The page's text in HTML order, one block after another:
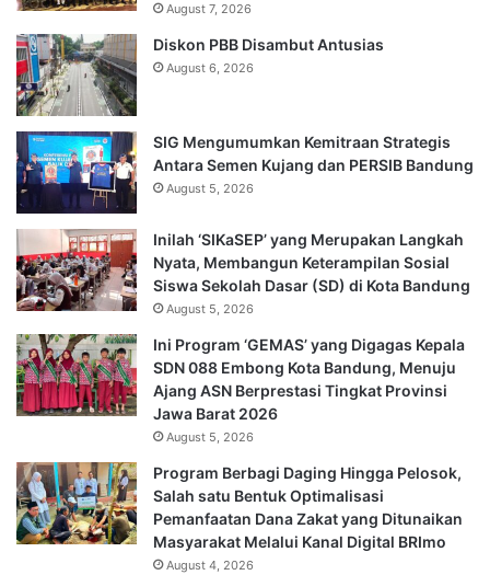
August 7, 2026
Diskon PBB Disambut Antusias
August 6, 2026
SIG Mengumumkan Kemitraan Strategis
Antara Semen Kujang dan PERSIB Bandung
August 5, 2026
Inilah ‘SIKaSEP’ yang Merupakan Langkah
Nyata, Membangun Keterampilan Sosial
Siswa Sekolah Dasar (SD) di Kota Bandung
August 5, 2026
Ini Program ‘GEMAS’ yang Digagas Kepala
SDN 088 Embong Kota Bandung, Menuju
Ajang ASN Berprestasi Tingkat Provinsi
Jawa Barat 2026
August 5, 2026
Program Berbagi Daging Hingga Pelosok,
Salah satu Bentuk Optimalisasi
Pemanfaatan Dana Zakat yang Ditunaikan
Masyarakat Melalui Kanal Digital BRImo
August 4, 2026